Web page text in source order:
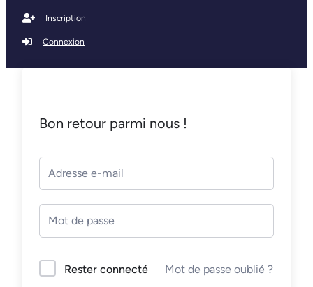
Inscription
Connexion
Bon retour parmi nous !
Rester connecté Mot de passe oublié ?